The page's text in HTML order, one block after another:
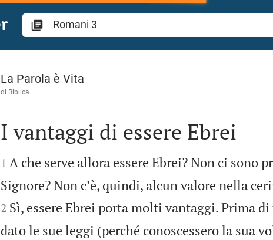
Romani 3
La Parola è Vita
di Biblica

I vantaggi di essere Ebrei

1 A che serve allora essere Ebrei? Non ci sono
Signore? Non cʼè, quindi, alcun valore nella
2 Sì, essere Ebrei porta molti vantaggi. Prima
dato le sue leggi (perché conoscessero la sua